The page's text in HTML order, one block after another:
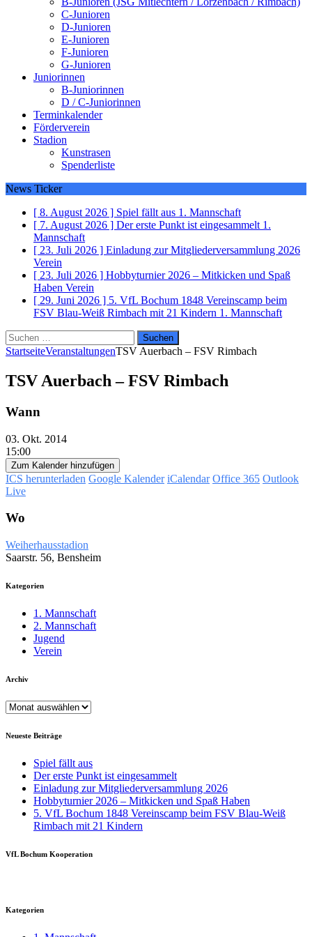
C-Junioren
D-Junioren
E-Junioren
F-Junioren
G-Junioren
Juniorinnen
B-Juniorinnen
D / C-Juniorinnen
Terminkalender
Förderverein
Stadion
Kunstrasen
Spenderliste
News Ticker
[ 8. August 2026 ] Spiel fällt aus 1. Mannschaft
[ 7. August 2026 ] Der erste Punkt ist eingesammelt 1.
Mannschaft
[ 23. Juli 2026 ] Einladung zur Mitgliederversammlung 2026
Verein
[ 23. Juli 2026 ] Hobbyturnier 2026 – Mitkicken und Spaß
Haben Verein
[ 29. Juni 2026 ] 5. VfL Bochum 1848 Vereinscamp beim
FSV Blau-Weiß Rimbach mit 21 Kindern 1. Mannschaft
Suchen
nach:
StartseiteVeranstaltungenTSV Auerbach – FSV Rimbach
TSV Auerbach – FSV Rimbach
Wann
03. Okt. 2014
15:00
Zum Kalender hinzufügen
ICS herunterladen Google Kalender iCalendar Office 365 Outlook
Live
Wo
Weiherhausstadion
Saarstr. 56, Bensheim
Kategorien
1. Mannschaft
2. Mannschaft
Jugend
Verein
Archiv
Archiv
Neueste Beiträge
Spiel fällt aus
Der erste Punkt ist eingesammelt
Einladung zur Mitgliederversammlung 2026
Hobbyturnier 2026 – Mitkicken und Spaß Haben
5. VfL Bochum 1848 Vereinscamp beim FSV Blau-Weiß
Rimbach mit 21 Kindern
VfL Bochum Kooperation
Kategorien